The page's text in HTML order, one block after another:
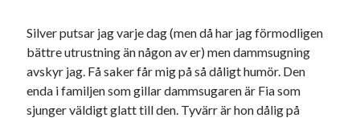
Silver putsar jag varje dag (men då har jag förmodligen
bättre utrustning än någon av er) men dammsugning
avskyr jag. Få saker får mig på så dåligt humör. Den
enda i familjen som gillar dammsugaren är Fia som
sjunger väldigt glatt till den. Tyvärr är hon dålig på